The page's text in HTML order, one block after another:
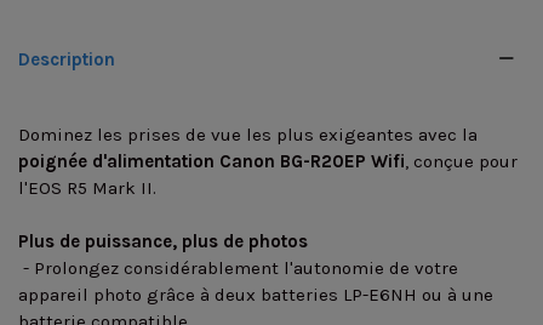
Description
Dominez les prises de vue les plus exigeantes avec la
poignée d'alimentation Canon BG-R20EP Wifi, conçue pour
l'EOS R5 Mark II.
Plus de puissance, plus de photos
- Prolongez considérablement l'autonomie de votre
appareil photo grâce à deux batteries LP-E6NH ou à une